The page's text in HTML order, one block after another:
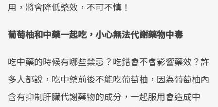
用，將會降低藥效，不可不慎！
葡萄柚和中藥一起吃，小心無法代謝藥物中毒
吃中藥的時候有哪些禁忌？吃錯會不會影響藥效？許
多人都說，吃中藥前後不能吃葡萄柚，因為葡萄柚內
含有抑制肝臟代謝藥物的成分，一起服用會造成中